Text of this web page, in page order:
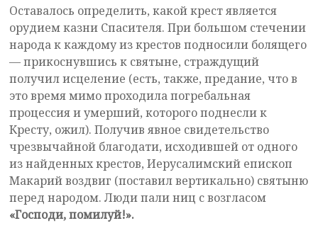
Оставалось определить, какой крест является
орудием казни Спасителя. При большом стечении
народа к каждому из крестов подносили болящего
— прикоснувшись к святыне, страждущий
получил исцеление (есть, также, предание, что в
это время мимо проходила погребальная
процессия и умерший, которого поднесли к
Кресту, ожил). Получив явное свидетельство
чрезвычайной благодати, исходившей от одного
из найденных крестов, Иерусалимский епископ
Макарий воздвиг (поставил вертикально) святыню
перед народом. Люди пали ниц с возгласом
«Господи, помилуй!».